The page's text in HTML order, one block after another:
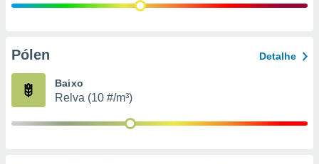
Pólen Detalhe
Baixo
Relva (10 #/m³)